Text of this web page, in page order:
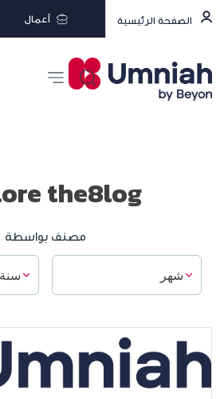
الصفحة الرئيسية أعمال
the8log
مصنف بواسطة